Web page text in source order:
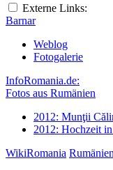
Externe Links:
Barnar
Weblog
Fotogalerie
InfoRomania.de:
Fotos aus Rumänien
2012: Munţii
2012: Hochzeit
WikiRomania